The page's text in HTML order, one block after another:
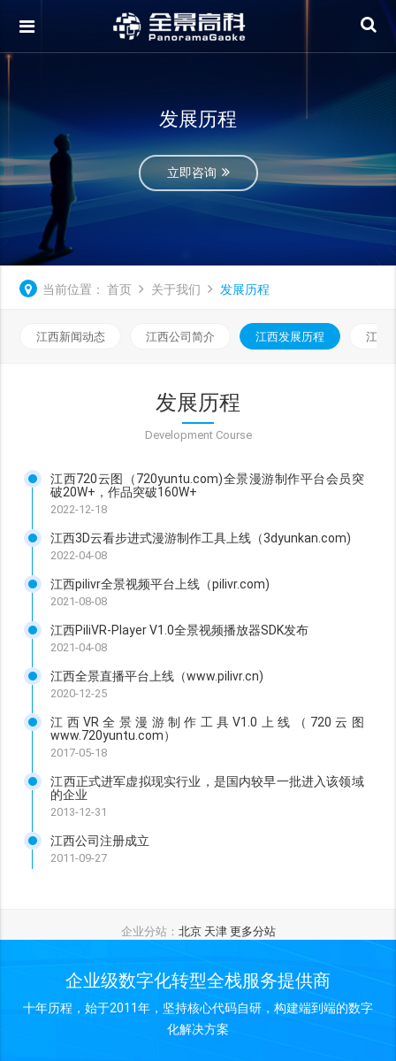
发展历程
立即咨询
当前位置： 首页 关于我们 发展历程
江西新闻动态 江西公司简介 江西发展历程 江西
发展历程
Development Course
江西720云图（720yuntu.com)全景漫游制作平台会员突
破20W+，作品突破160W+
2022-12-18
江西3D云看步进式漫游制作工具上线（3dyunkan.com)
2022-04-08
江西pilivr全景视频平台上线（pilivr.com)
2021-08-08
江西PiliVR-Player V1.0全景视频播放器SDK发布
2021-04-08
江西全景直播平台上线（www.pilivr.cn)
2020-12-25
江西VR全景漫游制作工具V1.0上线（720云图
www.720yuntu.com）
2017-05-18
江西正式进军虚拟现实行业，是国内较早一批进入该领域
的企业
2013-12-31
江西公司注册成立
2011-09-27
企业分站： 北京 天津 更多分站
企业级数字化转型全栈服务提供商
十年历程，始于2011年，坚持核心代码自研，构建端到端的数字
化解决方案